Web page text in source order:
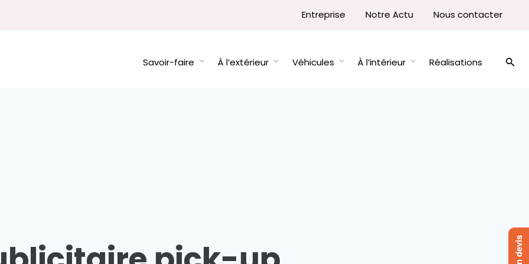
Entreprise Notre Actu Nous contacter
Savoir-faire À l’extérieur Véhicules À l’intérieur Réalisations